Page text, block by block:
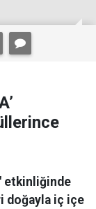
etkinliğinde
doğayla iç içe